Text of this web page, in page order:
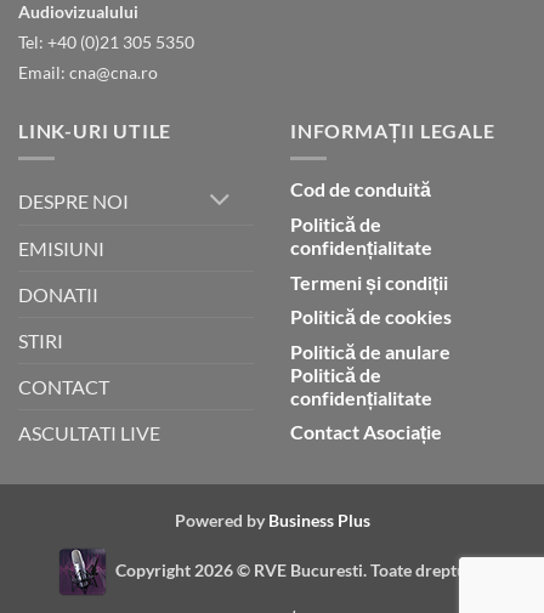
Audiovizualului
Tel: +40 (0)21 305 5350
Email: cna@cna.ro
LINK-URI UTILE
DESPRE NOI
EMISIUNI
DONATII
STIRI
CONTACT
ASCULTATI LIVE
INFORMAȚII LEGALE
Cod de conduită
Politică de
confidențialitate
Termeni și condiții
Politică de cookies
Politică de anulare
Politică de
confidențialitate
Contact Asociație
Powered by Business Plus
Copyright 2026 © RVE Bucuresti. Toate drepturile